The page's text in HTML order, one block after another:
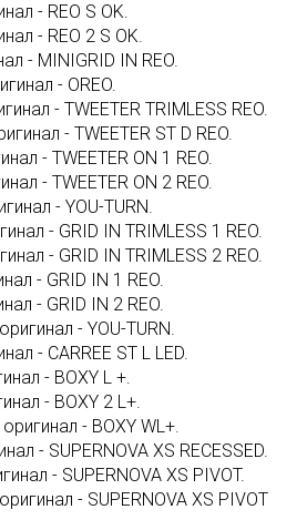
- REO S OK.
- REO 2 S OK.
- MINIGRID IN REO.
- OREO.
- TWEETER TRIMLESS REO.
- TWEETER ST D REO.
- TWEETER ON 1 REO.
- TWEETER ON 2 REO.
- YOU-TURN.
- GRID IN TRIMLESS 1 REO.
- GRID IN TRIMLESS 2 REO.
- GRID IN 1 REO.
- GRID IN 2 REO.
- YOU-TURN.
- CARREE ST L LED.
- BOXY L +.
- BOXY 2 L+.
- BOXY WL+.
- SUPERNOVA XS RECESSED.
- SUPERNOVA XS PIVOT.
- SUPERNOVA XS PIVOT